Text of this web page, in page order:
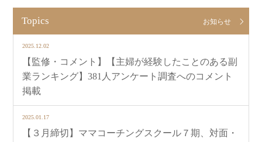
Topics お知らせ
2025.12.02
【監修・コメント】【主婦が経験したことのある副
業ランキング】381人アンケート調査へのコメント
掲載
2025.01.17
【３月締切】ママコーチングスクール７期、対面・